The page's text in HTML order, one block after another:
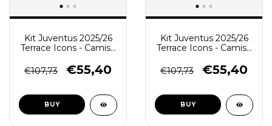
Kit Juventus 2025/26
Terrace Icons - Camisa
Verde - Branco
€107,73 €55,40
BUY
Kit Juventus 2025/26
Terrace Icons - Camisa
Preta - Rosa
€107,73 €55,40
BUY